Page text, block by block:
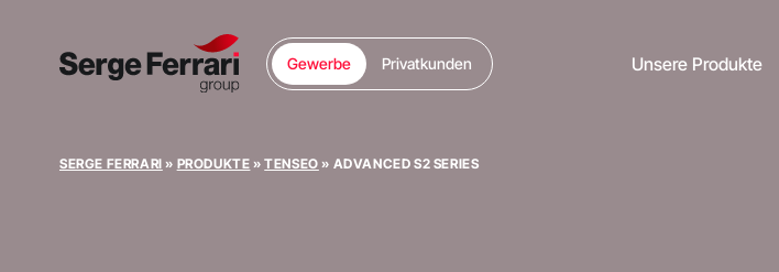
Gewerbe Privatkunden Unsere Produkte
SERGE FERRARI » PRODUKTE »TENSEO » ADVANCED S2 SERIES